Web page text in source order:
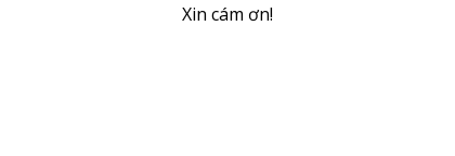
Xin cám ơn!